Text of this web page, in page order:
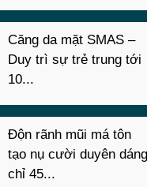
Căng da mặt SMAS –
Duy trì sự trẻ trung tới
10...
Độn rãnh mũi má tôn
tạo nụ cười duyên dáng
chỉ 45...